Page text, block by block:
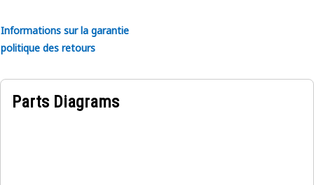
Informations sur la garantie
politique des retours
Parts Diagrams